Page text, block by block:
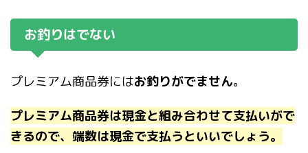
お釣りはでない
プレミアム商品券にはお釣りがでません。
プレミアム商品券は現金と組み合わせて支払いがで
きるので、端数は現金で支払うといいでしょう。